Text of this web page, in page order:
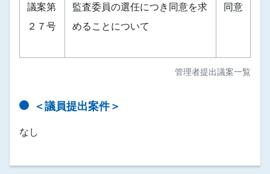
管理者提出議案一覧
議案第
２７号
監査委員の選任につき同意を求
めることについて
同意
＜議員提出案件＞
なし